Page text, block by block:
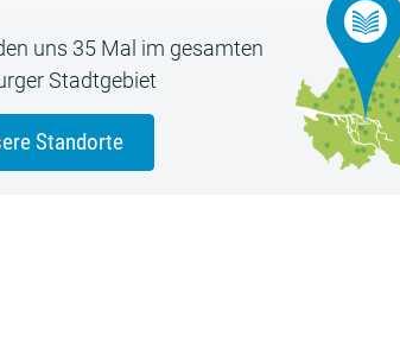
uns 35 Mal im gesamten
Stadtgebiet
Standorte